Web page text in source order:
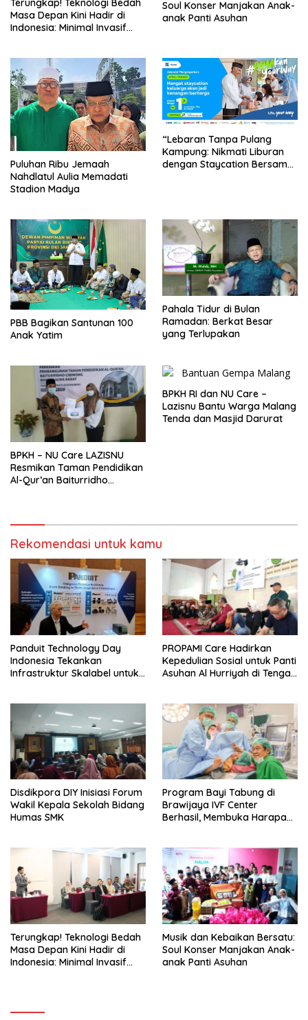
Terungkap! Teknologi Bedah
Masa Depan Kini Hadir di
Indonesia: Minimal Invasif
Soul Konser Manjakan Anak-
anak Panti Asuhan
Puluhan Ribu Jemaah
Nahdlatul Aulia Memadati
Stadion Madya
“Lebaran Tanpa Pulang
Kampung: Nikmati Liburan
dengan Staycation Bersama
PBB Bagikan Santunan 100
Anak Yatim
Pahala Tidur di Bulan
Ramadan: Berkat Besar
yang Terlupakan
BPKH – NU Care LAZISNU
Resmikan Taman Pendidikan
Al-Qur’an Baiturridho
BPKH RI dan NU Care –
Lazisnu Bantu Warga Malang
Tenda dan Masjid Darurat
Rekomendasi untuk kamu
Panduit Technology Day
Indonesia Tekankan
Infrastruktur Skalabel untuk
PROPAMI Care Hadirkan
Kepedulian Sosial untuk Panti
Asuhan Al Hurriyah di Tengah
Disdikpora DIY Inisiasi Forum
Wakil Kepala Sekolah Bidang
Humas SMK
Program Bayi Tabung di
Brawijaya IVF Center
Berhasil, Membuka Harapan
Menginginkan Anak
Terungkap! Teknologi Bedah
Masa Depan Kini Hadir di
Indonesia: Minimal Invasif
Musik dan Kebaikan Bersatu:
Soul Konser Manjakan Anak-
anak Panti Asuhan